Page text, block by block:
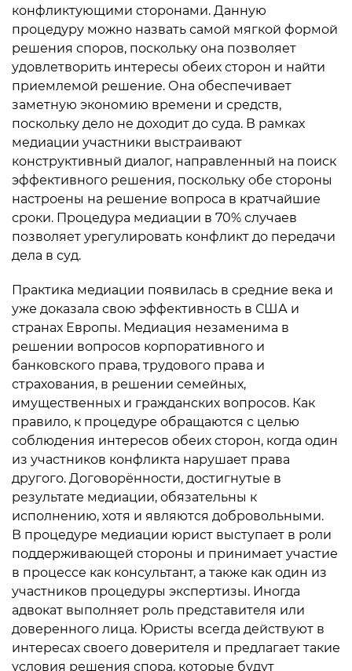
конфликтующими сторонами. Данную
процедуру можно назвать самой мягкой формой
решения споров, поскольку она позволяет
удовлетворить интересы обеих сторон и найти
приемлемой решение. Она обеспечивает
заметную экономию времени и средств,
поскольку дело не доходит до суда. В рамках
медиации участники выстраивают
конструктивный диалог, направленный на поиск
эффективного решения, поскольку обе стороны
настроены на решение вопроса в кратчайшие
сроки. Процедура медиации в 70% случаев
позволяет урегулировать конфликт до передачи
дела в суд.
Практика медиации появилась в средние века и
уже доказала свою эффективность в США и
странах Европы. Медиация незаменима в
решении вопросов корпоративного и
банковского права, трудового права и
страхования, в решении семейных,
имущественных и гражданских вопросов. Как
правило, к процедуре обращаются с целью
соблюдения интересов обеих сторон, когда один
из участников конфликта нарушает права
другого. Договорённости, достигнутые в
результате медиации, обязательны к
исполнению, хотя и являются добровольными.
В процедуре медиации юрист выступает в роли
поддерживающей стороны и принимает участие
в процессе как консультант, а также как один из
участников процедуры экспертизы. Иногда
адвокат выполняет роль представителя или
доверенного лица. Юристы всегда действуют в
интересах своего доверителя и предлагает такие
условия решения спора, которые будут